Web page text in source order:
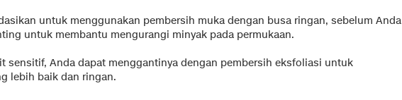
untuk menggunakan pembersih muka dengan busa ringan, sebelum Anda
untuk membantu mengurangi minyak pada permukaan.
sensitif, Anda dapat menggantinya dengan pembersih eksfoliasi untuk
lebih baik dan ringan.